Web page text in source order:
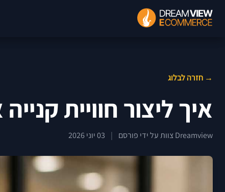
→ חזרה לבלוג
איך ליצור חוויית
Dreamview צוות על ידי פורסם | 03 יוני 2026